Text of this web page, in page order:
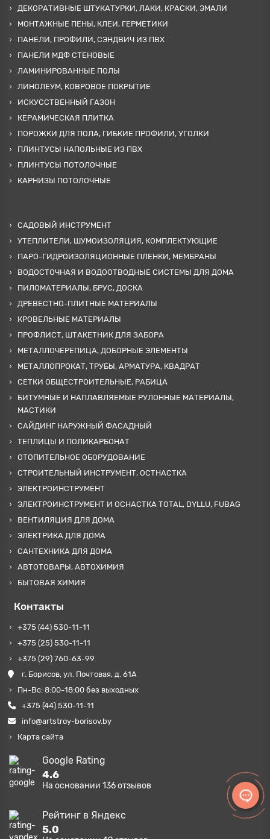
ДЕКОРАТИВНЫЕ ШТУКАТУРКИ, ЛАКИ, КРАСКИ, ЭМАЛИ
МОНТАЖНЫЕ ПЕНЫ, КЛЕИ, ГЕРМЕТИКИ
ПАНЕЛИ, ПРОФИЛИ, СЭНДВИЧ ИЗ ПВХ
ПАНЕЛИ МДФ СТЕНОВЫЕ
ЛАМИНИРОВАННЫЕ ПОЛЫ
ЛИНОЛЕУМ, КОВРОВОЕ ПОКРЫТИЕ
ИСКУССТВЕННЫЙ ГАЗОН
КЕРАМИЧЕСКАЯ ПЛИТКА
ПОРОЖКИ ДЛЯ ПОЛА, ГИБКИЕ ПРОФИЛИ, УГОЛКИ
ПЛИНТУСЫ НАПОЛЬНЫЕ ИЗ ПВХ
ПЛИНТУСЫ ПОТОЛОЧНЫЕ
КАРНИЗЫ ПОТОЛОЧНЫЕ
САДОВЫЙ ИНСТРУМЕНТ
УТЕПЛИТЕЛИ, ШУМОИЗОЛЯЦИЯ, КОМПЛЕКТУЮЩИЕ
ПАРО-ГИДРОИЗОЛЯЦИОННЫЕ ПЛЕНКИ, МЕМБРАНЫ
ВОДОСТОЧНАЯ И ВОДООТВОДНЫЕ СИСТЕМЫ ДЛЯ ДОМА
ПИЛОМАТЕРИАЛЫ, БРУС, ДОСКА
ДРЕВЕСТНО-ПЛИТНЫЕ МАТЕРИАЛЫ
КРОВЕЛЬНЫЕ МАТЕРИАЛЫ
ПРОФЛИСТ, ШТАКЕТНИК ДЛЯ ЗАБОРА
МЕТАЛЛОЧЕРЕПИЦА, ДОБОРНЫЕ ЭЛЕМЕНТЫ
МЕТАЛЛОПРОКАТ, ТРУБЫ, АРМАТУРА, КВАДРАТ
СЕТКИ ОБЩЕСТРОИТЕЛЬНЫЕ, РАБИЦА
БИТУМНЫЕ И НАПЛАВЛЯЕМЫЕ РУЛОННЫЕ МАТЕРИАЛЫ,
МАСТИКИ
САЙДИНГ НАРУЖНЫЙ ФАСАДНЫЙ
ТЕПЛИЦЫ И ПОЛИКАРБОНАТ
ОТОПИТЕЛЬНОЕ ОБОРУДОВАНИЕ
СТРОИТЕЛЬНЫЙ ИНСТРУМЕНТ, ОСТНАСТКА
ЭЛЕКТРОИНСТРУМЕНТ
ЭЛЕКТРОИНСТРУМЕНТ И ОСНАСТКА TOTAL, DYLLU, FUBAG
ВЕНТИЛЯЦИЯ ДЛЯ ДОМА
ЭЛЕКТРИКА ДЛЯ ДОМА
САНТЕХНИКА ДЛЯ ДОМА
АВТОТОВАРЫ, АВТОХИМИЯ
БЫТОВАЯ ХИМИЯ
Контакты
+375 (44) 530-11-11
+375 (25) 530-11-11
+375 (29) 760-63-99
г. Борисов, ул. Почтовая, д. 61А
Пн-Вс: 8:00-18:00 без выходных
+375 (44) 530-11-11
info@artstroy-borisov.by
Карта сайта
Google Rating
4.6
На основании 136отзывов
Рейтинг в Яндекс
5.0